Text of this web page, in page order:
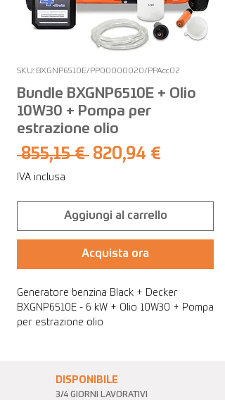
SKU: BXGNP6510E/PP00000020/PPAcc02
Bundle BXGNP6510E + Olio
10W30 + Pompa per
estrazione olio
855,15 € Prezzo
820,94 €
IVA inclusa
Aggiungi al carrello
Acquista ora
Generatore benzina Black + Decker
BXGNP6510E - 6 kW + Olio 10W30 + Pompa
per estrazione olio
DISPONIBILE
3/4 GIORNI LAVORATIVI